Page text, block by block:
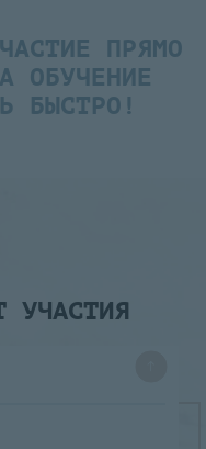
ПРЯМО
ОБУЧЕНИЕ
БЫСТРО!
УЧАСТИЯ